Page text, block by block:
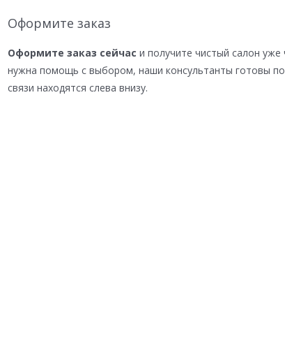
Оформите заказ
Оформите заказ сейчас и получите чистый салон уже
нужна помощь с выбором, наши консультанты готовы
связи находятся слева внизу.